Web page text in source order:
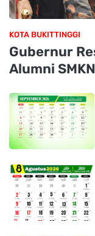
KOTA BUKITTINGGI
Gubernur
Alumni